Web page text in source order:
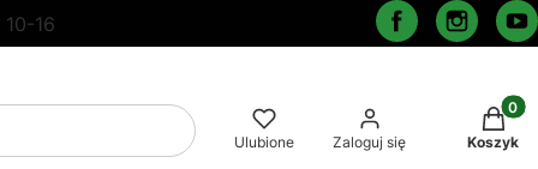
16
Szukaj Ulubione Zaloguj się Koszyk